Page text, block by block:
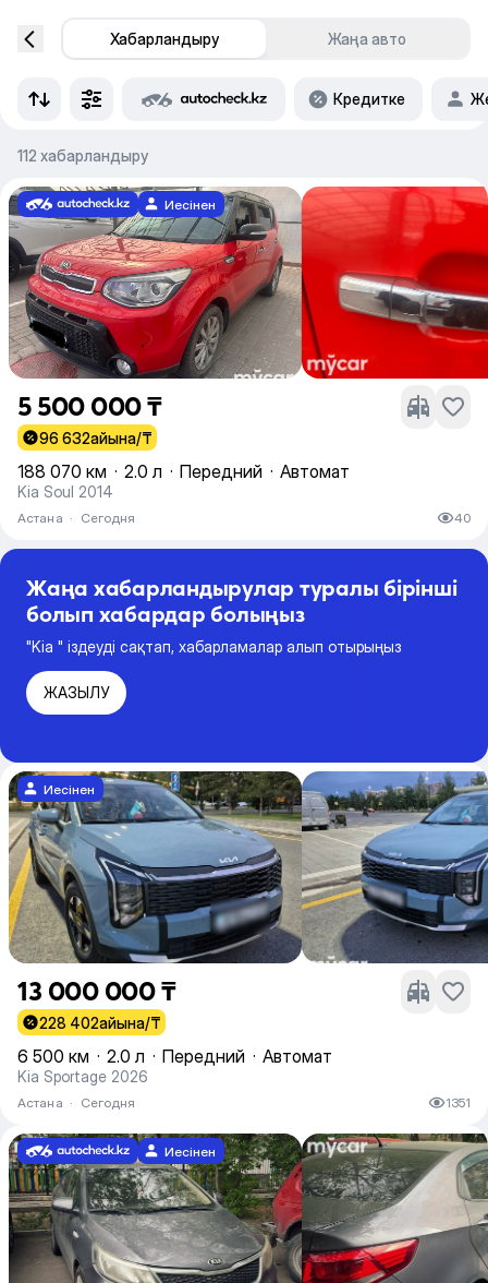
Хабарландыру Жаңа авто
Кредитке
112 хабарландыру
Иесінен
5 500 000 ₸
96 632айына/₸
188 070 км · 2.0 л · Передний · Автомат
Kia Soul 2014
Астана · Сегодня 40
Жаңа хабарландырулар туралы бірінші
болып хабардар болыңыз
"Kia " іздеуді сақтап, хабарламалар алып отырыңыз
ЖАЗЫЛУ
Иесінен
13 000 000 ₸
228 402айына/₸
6 500 км · 2.0 л · Передний · Автомат
Kia Sportage 2026
Астана · Сегодня 1351
Иесінен